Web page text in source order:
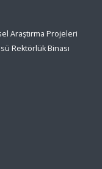
Araştırma Projeleri
Rektörlük Binası